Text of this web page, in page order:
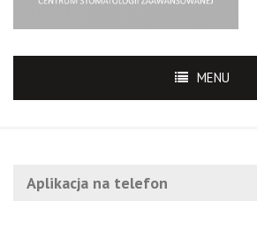
MENU
Aplikacja na telefon